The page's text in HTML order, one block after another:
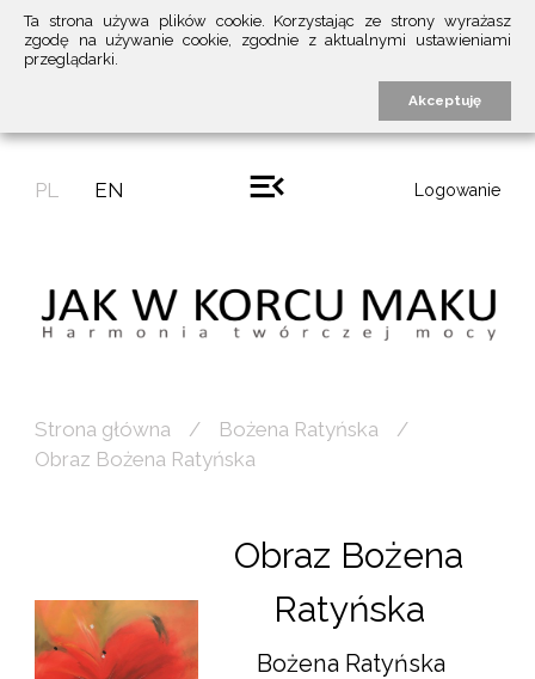
Ta strona używa plików cookie. Korzystając ze strony wyrażasz
zgodę na używanie cookie, zgodnie z aktualnymi ustawieniami
przeglądarki.
Akceptuję
PL EN Logowanie
Strona główna
Bożena Ratyńska
Obraz Bożena Ratyńska
Obraz Bożena
Ratyńska
Bożena Ratyńska